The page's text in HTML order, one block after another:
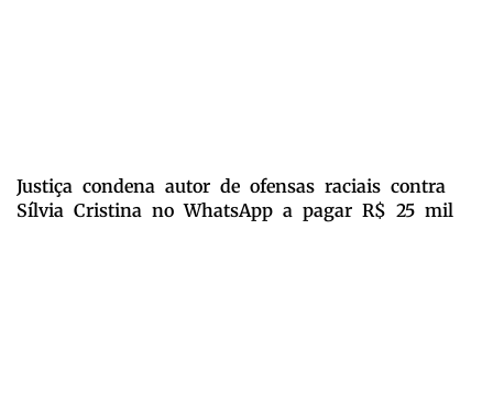
Justiça condena autor de ofensas raciais contra
Sílvia Cristina no WhatsApp a pagar R$ 25 mil